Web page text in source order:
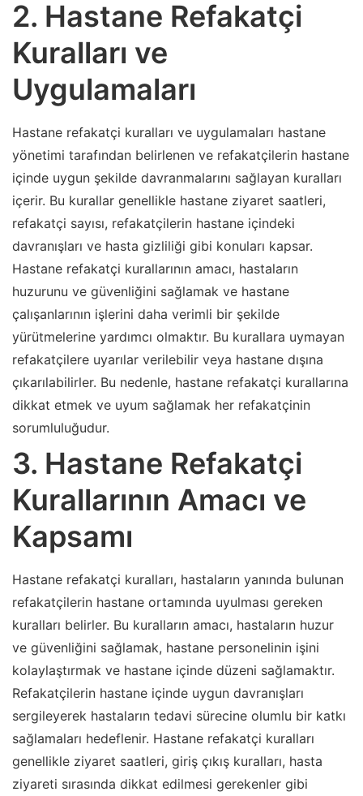
2. Hastane Refakatçi
Kuralları ve
Uygulamaları
Hastane refakatçi kuralları ve uygulamaları hastane
yönetimi tarafından belirlenen ve refakatçilerin hastane
içinde uygun şekilde davranmalarını sağlayan kuralları
içerir. Bu kurallar genellikle hastane ziyaret saatleri,
refakatçi sayısı, refakatçilerin hastane içindeki
davranışları ve hasta gizliliği gibi konuları kapsar.
Hastane refakatçi kurallarının amacı, hastaların
huzurunu ve güvenliğini sağlamak ve hastane
çalışanlarının işlerini daha verimli bir şekilde
yürütmelerine yardımcı olmaktır. Bu kurallara uymayan
refakatçilere uyarılar verilebilir veya hastane dışına
çıkarılabilirler. Bu nedenle, hastane refakatçi kurallarına
dikkat etmek ve uyum sağlamak her refakatçinin
sorumluluğudur.
3. Hastane Refakatçi
Kurallarının Amacı ve
Kapsamı
Hastane refakatçi kuralları, hastaların yanında bulunan
refakatçilerin hastane ortamında uyulması gereken
kuralları belirler. Bu kuralların amacı, hastaların huzur
ve güvenliğini sağlamak, hastane personelinin işini
kolaylaştırmak ve hastane içinde düzeni sağlamaktır.
Refakatçilerin hastane içinde uygun davranışları
sergileyerek hastaların tedavi sürecine olumlu bir katkı
sağlamaları hedeflenir. Hastane refakatçi kuralları
genellikle ziyaret saatleri, giriş çıkış kuralları, hasta
ziyareti sırasında dikkat edilmesi gerekenler gibi